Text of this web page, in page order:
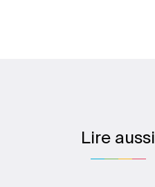
Lire aussi